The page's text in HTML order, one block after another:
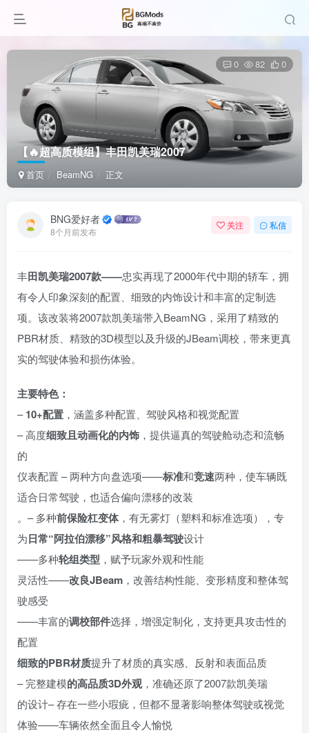
【🔥超高质模组】丰田凯美瑞2007
首页 BeamNG 正文
0 82 0
BNG爱好者
8个月前发布
关注 私信
丰田凯美瑞2007款——忠实再现了2000年代中期的轿车，拥
有令人印象深刻的配置、细致的内饰设计和丰富的定制选
项。该改装将2007款凯美瑞带入BeamNG，采用了精致的
PBR材质、精致的3D模型以及升级的JBeam调校，带来更真
实的驾驶体验和损伤体验。
主要特色：
–10+配置 ，涵盖多种配置、驾驶风格和视觉配置
– 高度细致且动画化的内饰 ，提供逼真的驾驶舱动态和流畅
的
仪表配置 – 两种方向盘选项——标准和竞速两种，使车辆既
适合日常驾驶，也适合偏向漂移的改装
。– 多种前保险杠变体，有无雾灯（塑料和标准选项），专
为日常“阿拉伯漂移”风格和粗暴驾驶设计
——多种轮组类型 ，赋予玩家外观和性能
灵活性——改良JBeam ，改善结构性能、变形精度和整体驾
驶感受
——丰富的调校部件选择，增强定制化，支持更具攻击性的
配置
细致的PBR材质提升了材质的真实感、反射和表面品质
– 完整建模的高品质3D外观，准确还原了2007款凯美瑞
的设计– 存在一些小瑕疵，但都不显著影响整体驾驶或视觉
体验——车辆依然全面且令人愉悦